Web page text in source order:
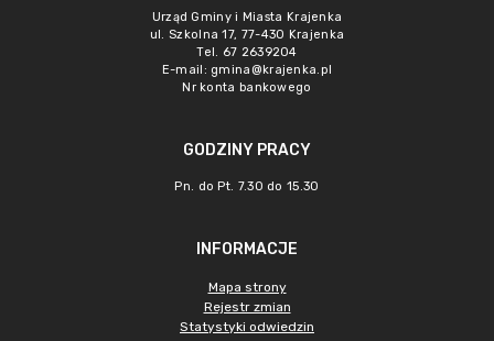
Urząd Gminy i Miasta Krajenka
ul. Szkolna 17, 77-430 Krajenka
Tel. 67 2639204
E-mail: gmina@krajenka.pl
Nr konta bankowego
GODZINY PRACY
Pn. do Pt. 7.30 do 15.30
INFORMACJE
Mapa strony
Rejestr zmian
Statystyki odwiedzin